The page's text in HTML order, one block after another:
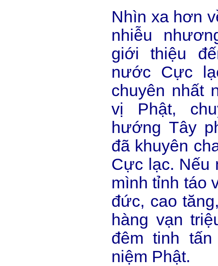
Nhìn xa hơn
nhiễu
giới thiệu
nước Cực
chuyên nhất
vị Phật,
hướng Tây
đã khuyên
Cực lạc. Nếu
mình tỉnh táo
đức, cao
hàng vạn
đêm tinh
niệm Phật.